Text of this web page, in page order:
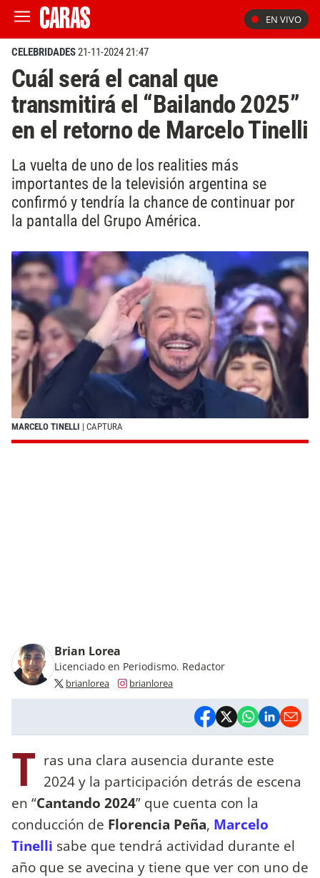
EN VIVO
CELEBRIDADES21-11-2024 21:47
Cuál será el canal que
transmitirá el “Bailando 2025”
en el retorno de Marcelo Tinelli
La vuelta de uno de los realities más
importantes de la televisión argentina se
confirmó y tendría la chance de continuar por
la pantalla del Grupo América.
MARCELO TINELLI | CAPTURA
Brian Lorea
Licenciado en Periodismo. Redactor
brianlorea brianlorea
T ras una clara ausencia durante este
2024 y la participación detrás de escena
en “Cantando 2024” que cuenta con la
conducción de Florencia Peña, Marcelo
Tinelli sabe que tendrá actividad durante el
año que se avecina y tiene que ver con uno de